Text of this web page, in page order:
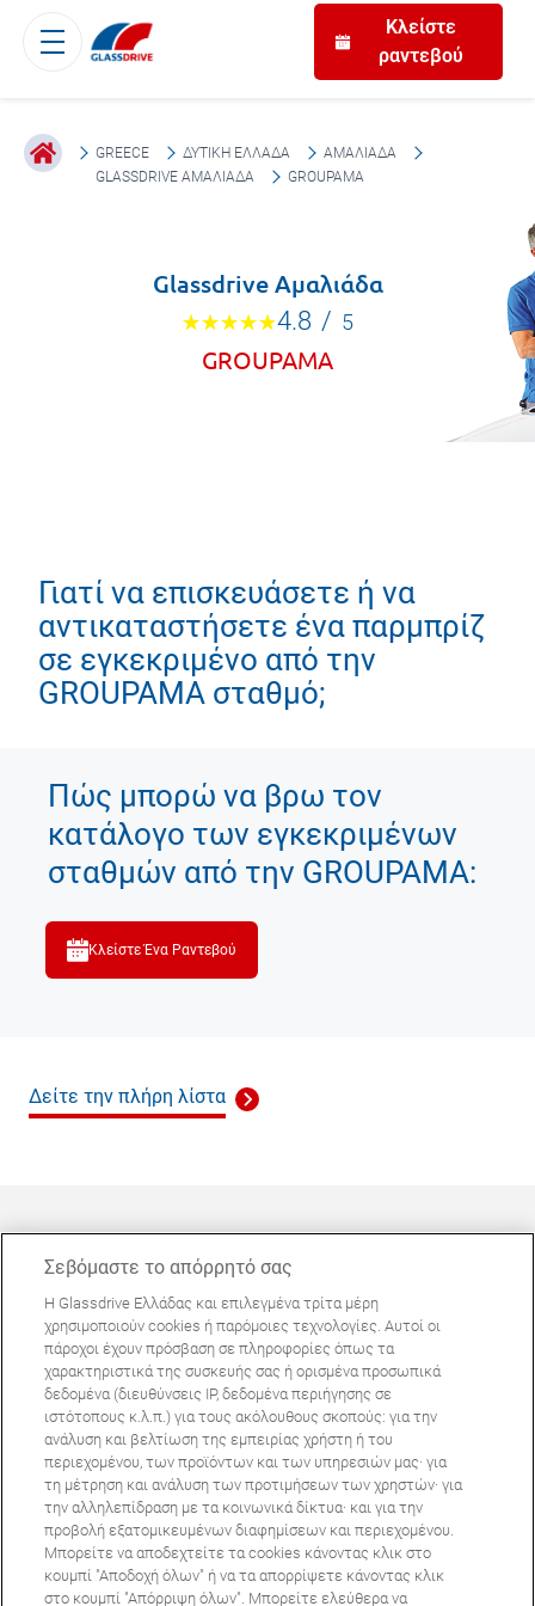
Κλείστε
ραντεβού
GREECE ΔΥΤΙΚΉ ΕΛΛΆΔΑ
ΑΜΑΛΙΆΔΑ
GLASSDRIVE ΑΜΑΛΙΆΔΑ
GROUPAMA
Glassdrive Αμαλιάδα
4.8 / 5
GROUPAMA
Γιατί να επισκευάσετε ή να
αντικαταστήσετε ένα παρμπρίζ
σε εγκεκριμένο από την
GROUPAMA σταθμό;
Πώς μπορώ να βρω τον
κατάλογο των εγκεκριμένων
σταθμών από την GROUPAMA:
Κλείστε Ένα Ραντεβού
Δείτε την πλήρη λίστα
ΜΠΟΡΕΊ ΝΑ ΣΑΣ ΕΝΔΙΑΦΈΡΕΙ
Συχνές ερωτήσεις
Σχετικά με εμάς
Πανευρωπαϊκό δίκτυο
Όροι Χρήσης ΙστοτόπουΠολιτική Απορρήτου
© Copyright 2024 Glassdrive. All rights reserved | 2024
Σεβόμαστε το απόρρητό σας
Η Glassdrive Ελλάδας και επιλεγμένα τρίτα μέρη
χρησιμοποιούν cookies ή παρόμοιες τεχνολογίες. Αυτοί οι
πάροχοι έχουν πρόσβαση σε πληροφορίες όπως τα
χαρακτηριστικά της συσκευής σας ή ορισμένα προσωπικά
δεδομένα (διευθύνσεις IP, δεδομένα περιήγησης σε
ιστότοπους κ.λ.π.) για τους ακόλουθους σκοπούς: για την
ανάλυση και βελτίωση της εμπειρίας χρήστη ή του
περιεχομένου, των προϊόντων και των υπηρεσιών μας· για
τη μέτρηση και ανάλυση των προτιμήσεων των χρηστών· για
την αλληλεπίδραση με τα κοινωνικά δίκτυα· και για την
προβολή εξατομικευμένων διαφημίσεων και περιεχομένου.
Μπορείτε να αποδεχτείτε τα cookies κάνοντας κλικ στο
κουμπί "Αποδοχή όλων" ή να τα απορρίψετε κάνοντας κλικ
στο κουμπί "Απόρριψη όλων". Μπορείτε ελεύθερα να